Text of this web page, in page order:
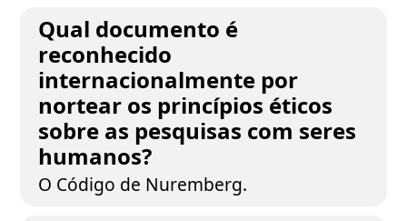
Qual documento é
reconhecido
internacionalmente por
nortear os princípios éticos
sobre as pesquisas com seres
humanos?
O Código de Nuremberg.